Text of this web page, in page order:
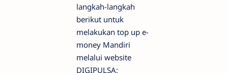
langkah-langkah
berikut untuk
melakukan top up e-
money Mandiri
melalui website
DIGIPULSA: